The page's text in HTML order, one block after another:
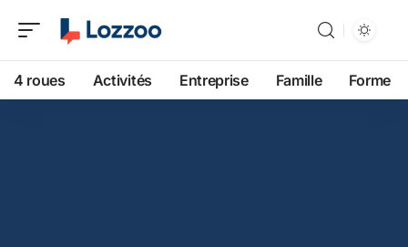
4 roues Activités Entreprise Famille Forme